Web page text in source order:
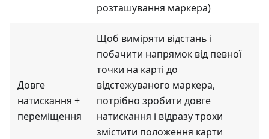
розташування маркера)
Довге
натискання +
переміщення
Щоб виміряти відстань і
побачити напрямок від певної
точки на карті до
відстежуваного маркера,
потрібно зробити довге
натискання і відразу трохи
змістити положення карти